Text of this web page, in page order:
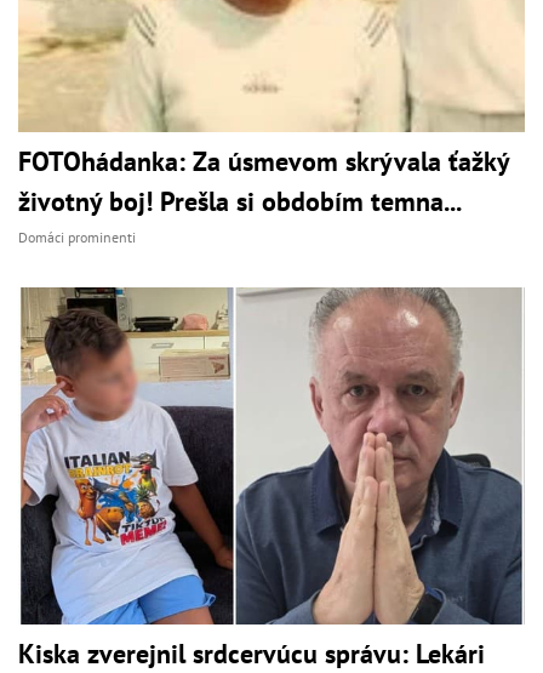
FOTOhádanka: Za úsmevom skrývala ťažký
životný boj! Prešla si obdobím temna...
Domáci prominenti
Kiska zverejnil srdcervúcu správu: Lekári